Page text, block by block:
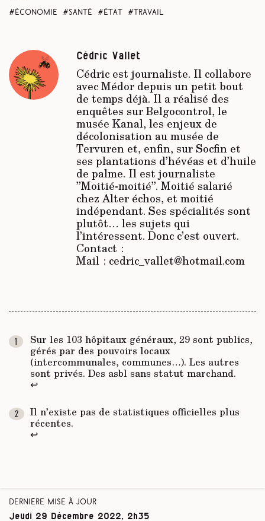
économie santé État travail
Cédric Vallet
Cédric est journaliste. Il collabore
avecMédordepuis un petit bout
de temps déjà. Il a réalisé des
enquêtes sur Belgocontrol, le
musée Kanal, les enjeux de
décolonisation au musée de
Tervuren et, enfin, sur Socfin et
ses plantations d’hévéas et d’huile
de palme. Il est journaliste
’’Moitié-moitié’’. Moitié salarié
chez Alter échos, et moitié
indépendant. Ses spécialités sont
plutôt… les sujets qui
l’intéressent. Donc c’est ouvert.
Contact :
Mail : cedric_vallet@hotmail.com
Sur les 103 hôpitaux généraux, 29 sont publics,
gérés par des pouvoirs locaux
(intercommunales, communes…). Les autres
sont privés. Des asbl sans statut marchand.
↩
Il n’existe pas de statistiques officielles plus
récentes.
↩
Dernière mise à jour
Jeudi 29 Décembre 2022, 2h35